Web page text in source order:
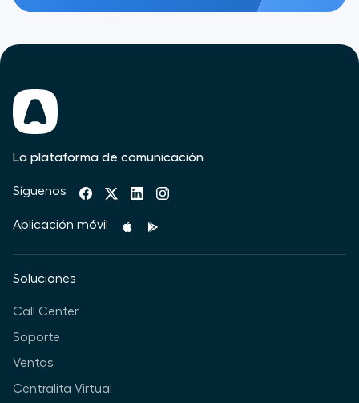
La plataforma de comunicación
Síguenos
Aplicación móvil
Soluciones
Call Center
Soporte
Ventas
Centralita Virtual